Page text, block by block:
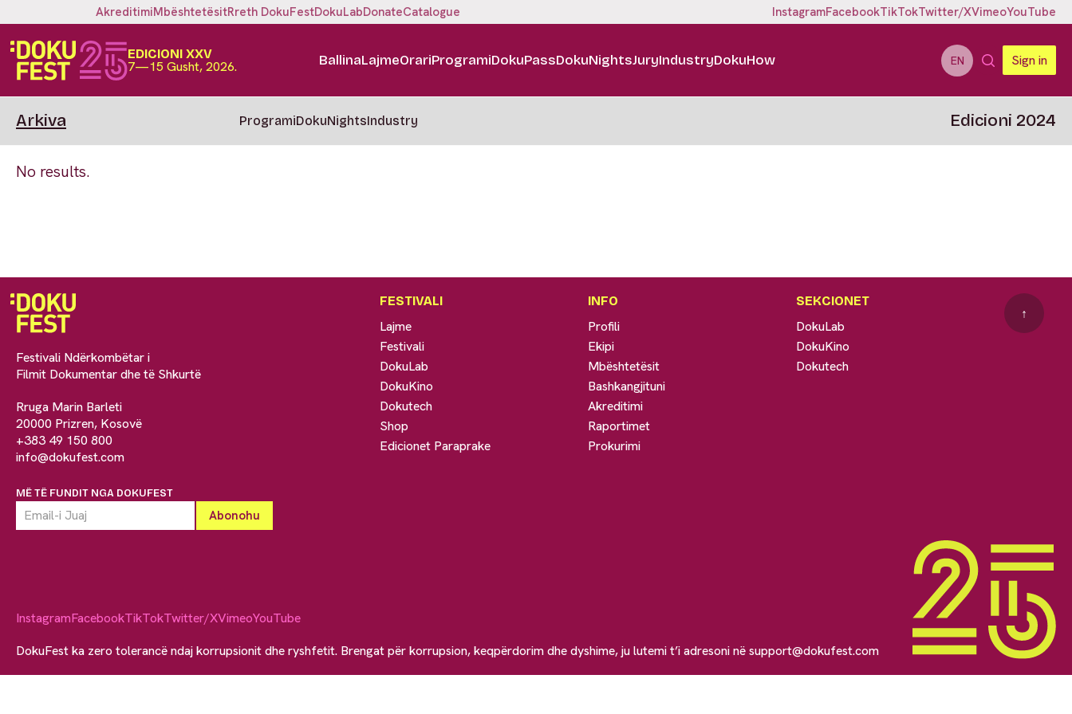
AkreditimiMbështetësitRreth DokuFestDokuLabDonateCatalogue InstagramFacebookTikTokTwitter/XVimeoYouTube
EDICIONI XXV
7—15 Gusht, 2026. BallinaLajmeOrariProgramiDokuPassDokuNightsJuryIndustryDokuHow EN Sign in
Arkiva ProgramiDokuNightsIndustry Edicioni 2024
No results.
Festivali Ndërkombëtar i
Filmit Dokumentar dhe të Shkurtë
Rruga Marin Barleti
20000 Prizren, Kosovë
+383 49 150 800
info@dokufest.com
MË TË FUNDIT NGA DOKUFEST
FESTIVALI
Lajme
Festivali
DokuLab
DokuKino
Dokutech
Shop
Edicionet Paraprake
INFO
Profili
Ekipi
Mbështetësit
Bashkangjituni
Akreditimi
Raportimet
Prokurimi
SEKCIONET
DokuLab
DokuKino
Dokutech
↑
InstagramFacebookTikTokTwitter/XVimeoYouTube
DokuFest ka zero tolerancë ndaj korrupsionit dhe ryshfetit. Brengat për korrupsion, keqpërdorim dhe dyshime, ju lutemi t’i adresoni nësupport@dokufest.com